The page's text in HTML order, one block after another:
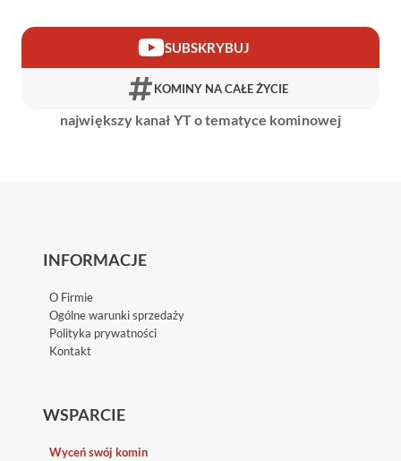
SUBSKRYBUJ
KOMINY NA CAŁE ŻYCIE
największy kanał YT o tematyce kominowej
INFORMACJE
O Firmie
Ogólne warunki sprzedaży
Polityka prywatności
Kontakt
WSPARCIE
Wyceń swój komin